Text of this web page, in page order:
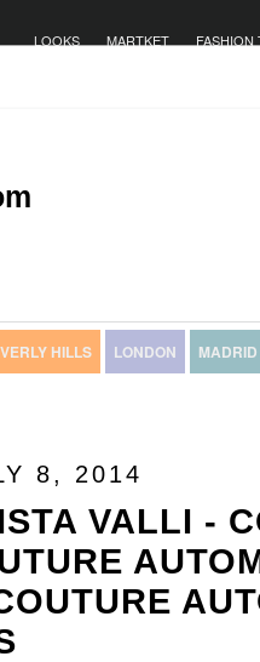
LOOKS MARTKET FASHION
HILLS LONDON MADRID
8, 2014
VALLI -